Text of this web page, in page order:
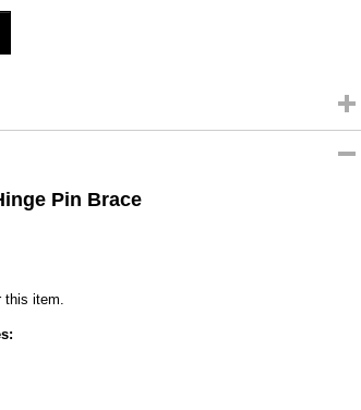
0,20 Kg
Pin Brace
this item.